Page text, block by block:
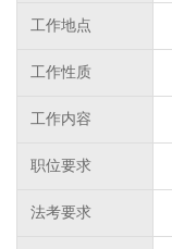
工作地点
工作性质
工作内容
职位要求
法考要求